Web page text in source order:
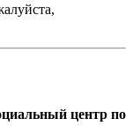
центр по